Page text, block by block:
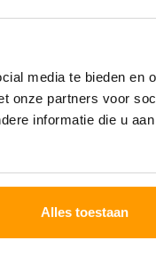
media te bieden en
onze partners voor
informatie die u
Alles toestaan